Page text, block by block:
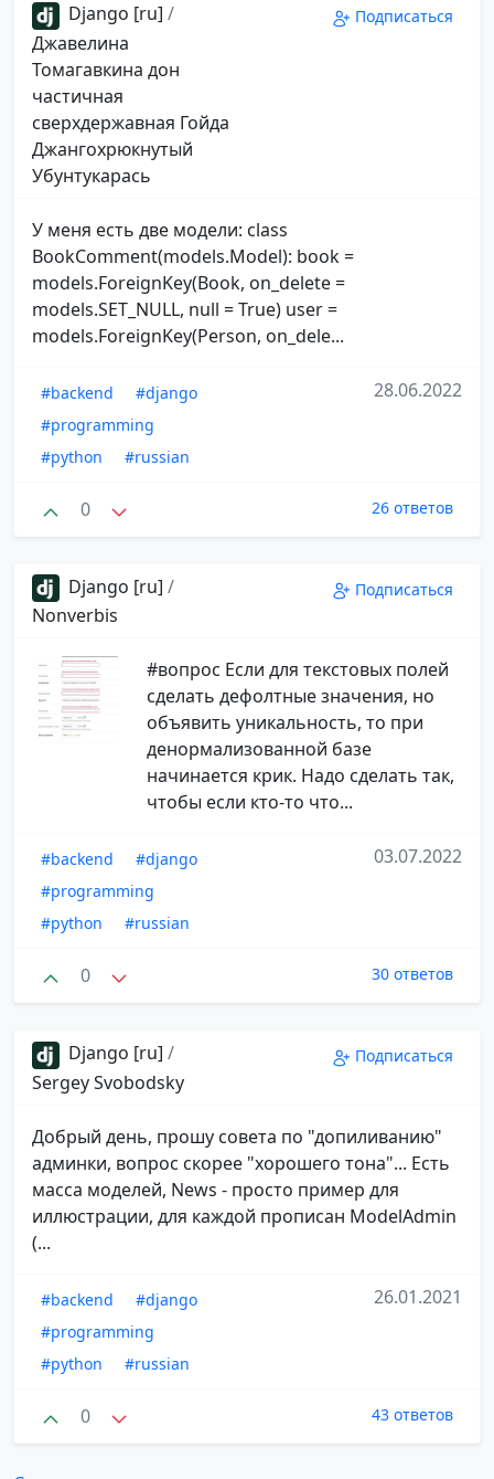
Django [ru] /
Джавелина
Томагавкина дон
частичная
сверхдержавная Гойда
Джангохрюкнутый
Убунтукарась
Подписаться
У меня есть две модели: class
BookComment(models.Model): book =
models.ForeignKey(Book, on_delete =
models.SET_NULL, null = True) user =
models.ForeignKey(Person, on_dele...
#backend
#django
#programming
#python
#russian
28.06.2022
0 26 ответов
Django [ru] /
Nonverbis
Подписаться
#вопрос Если для текстовых полей
сделать дефолтные значения, но
объявить уникальность, то при
денормализованной базе
начинается крик. Надо сделать так,
чтобы если кто-то что...
#backend
#django
#programming
#python
#russian
03.07.2022
0 30 ответов
Django [ru] /
Sergey Svobodsky
Подписаться
Добрый день, прошу совета по "допиливанию"
админки, вопрос скорее "хорошего тона"... Есть
масса моделей, News - просто пример для
иллюстрации, для каждой прописан ModelAdmin
(...
#backend
#django
#programming
#python
#russian
26.01.2021
0 43 ответов